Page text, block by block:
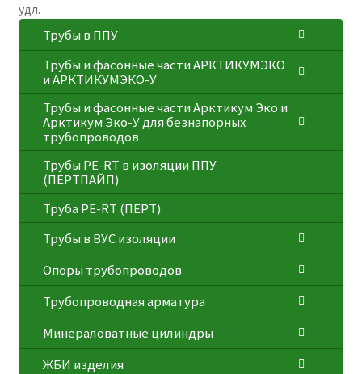
удл.
Трубы в ППУ
Трубы и фасонные части АРКТИКУМЭКО
и АРКТИКУМЭКО-У
Трубы и фасонные части Арктикум Эко и
Арктикум Эко-У для безнапорных
трубопроводов
Трубы PE-RT в изоляции ППУ
(ПЕРТПАЙП)
⁠Трубa PE-RT (ПЕРТ)
Трубы в ВУС изоляции
Опоры трубопроводов
Трубопроводная арматура
Минераловатные цилиндры
ЖБИ изделия